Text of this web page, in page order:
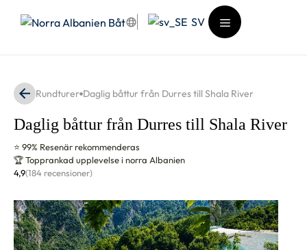
SV
Meny
Rundturer Daglig båttur från Durres till Shala River
Daglig båttur från Durres till Shala River
⭐ 99% Resenär rekommenderas
🏆 Topprankad upplevelse i norra Albanien
4,9(184 recensioner)